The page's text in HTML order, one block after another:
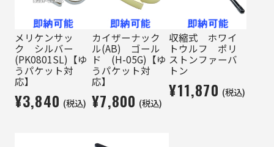
メリケンサッ
ク シルバー
(PK0801SL)【ゆ
うパケット対
応】
¥3,840 (税込)
カイザーナック
ル(AB) ゴール
ド (H-05G)【ゆ
うパケット対
応】
¥7,800 (税込)
収縮式 ホワイ
トウルフ ポリ
ストンファーバ
トン
¥11,870 (税込)